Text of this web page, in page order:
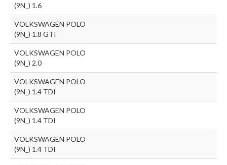
(9N_) 1.6
VOLKSWAGEN POLO
(9N_) 1.8 GTI
VOLKSWAGEN POLO
(9N_) 2.0
VOLKSWAGEN POLO
(9N_) 1.4 TDI
VOLKSWAGEN POLO
(9N_) 1.4 TDI
VOLKSWAGEN POLO
(9N_) 1.4 TDI